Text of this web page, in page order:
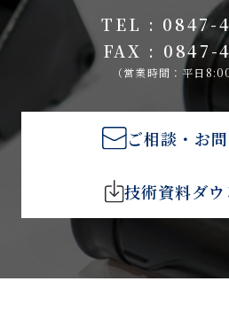
TEL : 0847-
FAX : 0847-
（営業時間：平日
ご相談・お
技術資料ダ